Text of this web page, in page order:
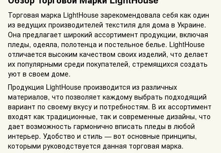
Торговая марка LightHouse зарекомендовала себя как один
из ведущих производителей текстиля для дома в Украине.
Она предлагает широкий ассортимент продукции, включая
пледы, одеяла, полотенца и постельное белье. LightHouse
отличается высоким качеством своих изделий, что делает
их популярными среди покупателей, стремящихся создать
уют в своем доме.
Продукция LightHouse производится из различных
материалов, что позволяет каждому выбрать подходящий
вариант по своему вкусу и потребностям. В их ассортимент
входят как традиционные, так и современные дизайны, что
дает возможность гармонично вписать пледы в любой
интерьер. Удобство и стиль — вот основные принципы,
которыми руководствуется данная торговая марка.